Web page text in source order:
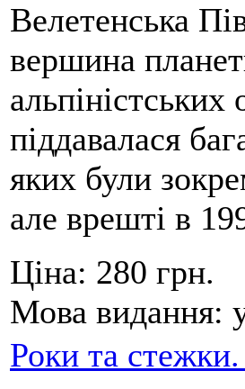
Велетенська
вершина
піддавалася
яких були
але врешті в
Ціна: 280 грн.
Мова видання:
Роки та